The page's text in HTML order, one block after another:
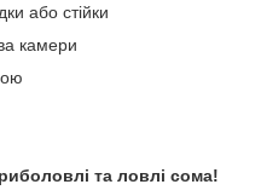
або стійки
камери
та ловлі сома!